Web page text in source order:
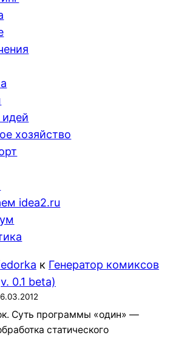
хозяйство
idea2.ru
к Генератор комиксов
0.1 beta)
Суть программы «один» —
статического